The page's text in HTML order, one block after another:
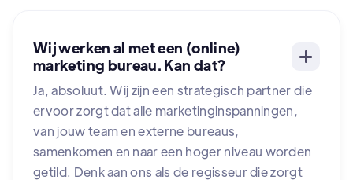
Wij werken al met een (online)
marketing bureau. Kan dat?
Ja, absoluut. Wij zijn een strategisch partner die
ervoor zorgt dat alle marketinginspanningen,
van jouw team en externe bureaus,
samenkomen en naar een hoger niveau worden
getild. Denk aan ons als de regisseur die zorgt